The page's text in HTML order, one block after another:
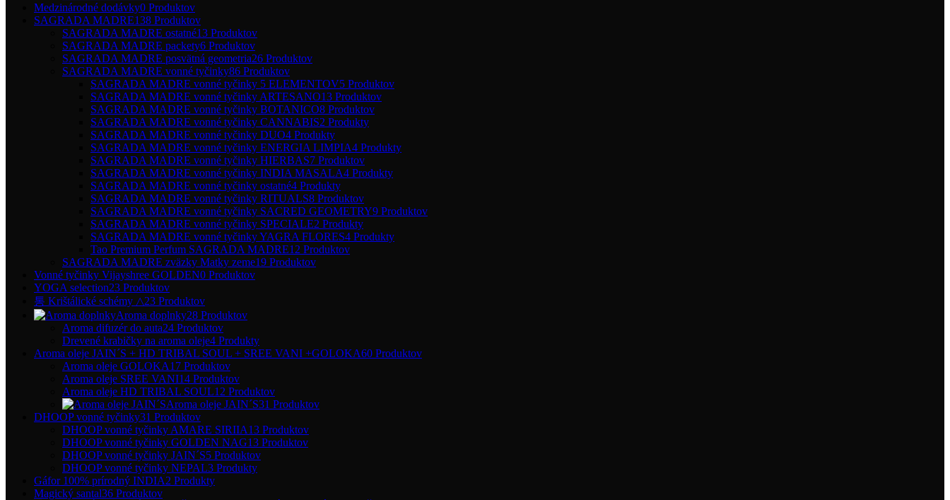
Medzinárodné dodávky0 Produktov
SAGRADA MADRE138 Produktov
SAGRADA MADRE ostatné13 Produktov
SAGRADA MADRE packety6 Produktov
SAGRADA MADRE posvätná geometria26 Produktov
SAGRADA MADRE vonné tyčinky86 Produktov
SAGRADA MADRE vonné tyčinky 5 ELEMENTOV5 Produktov
SAGRADA MADRE vonné tyčinky ARTESANO13 Produktov
SAGRADA MADRE vonné tyčinky BOTANICO8 Produktov
SAGRADA MADRE vonné tyčinky CANNABIS2 Produkty
SAGRADA MADRE vonné tyčinky DUO4 Produkty
SAGRADA MADRE vonné tyčinky ENERGIA LIMPIA4 Produkty
SAGRADA MADRE vonné tyčinky HIERBAS7 Produktov
SAGRADA MADRE vonné tyčinky INDIA MASALA4 Produkty
SAGRADA MADRE vonné tyčinky ostatné4 Produkty
SAGRADA MADRE vonné tyčinky RITUALS8 Produktov
SAGRADA MADRE vonné tyčinky SACRED GEOMETRY9 Produktov
SAGRADA MADRE vonné tyčinky SPECIALE2 Produkty
SAGRADA MADRE vonné tyčinky YAGRA FLORES4 Produkty
Tao Premium Perfum SAGRADA MADRE12 Produktov
SAGRADA MADRE zväzky Matky zeme19 Produktov
Vonné tyčinky Vijayshree GOLDEN0 Produktov
YOGA selection23 Produktov
통 Krištálické schémy △23 Produktov
Aroma doplnky28 Produktov
Aroma difuzér do auta24 Produktov
Drevené krabičky na aroma oleje4 Produkty
Aroma oleje JAIN´S + HD TRIBAL SOUL + SREE VANI +GOLOKA60 Produktov
Aroma oleje GOLOKA17 Produktov
Aroma oleje SREE VANI14 Produktov
Aroma oleje HD TRIBAL SOUL12 Produktov
Aroma oleje JAIN´S31 Produktov
DHOOP vonné tyčinky31 Produktov
DHOOP vonné tyčinky AMARE SIRIIA13 Produktov
DHOOP vonné tyčinky GOLDEN NAG13 Produktov
DHOOP vonné tyčinky JAIN´S5 Produktov
DHOOP vonné tyčinky NEPAL3 Produkty
Gáfor 100% prírodný INDIA2 Produkty
Magický santal36 Produktov